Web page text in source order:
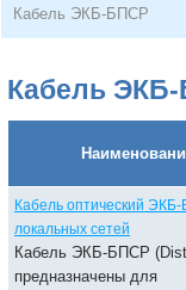
Кабель ЭКБ-БПСР
Кабель
Кабель оптический
локальных сетей
Кабель ЭКБ-БПСР
предназначены для